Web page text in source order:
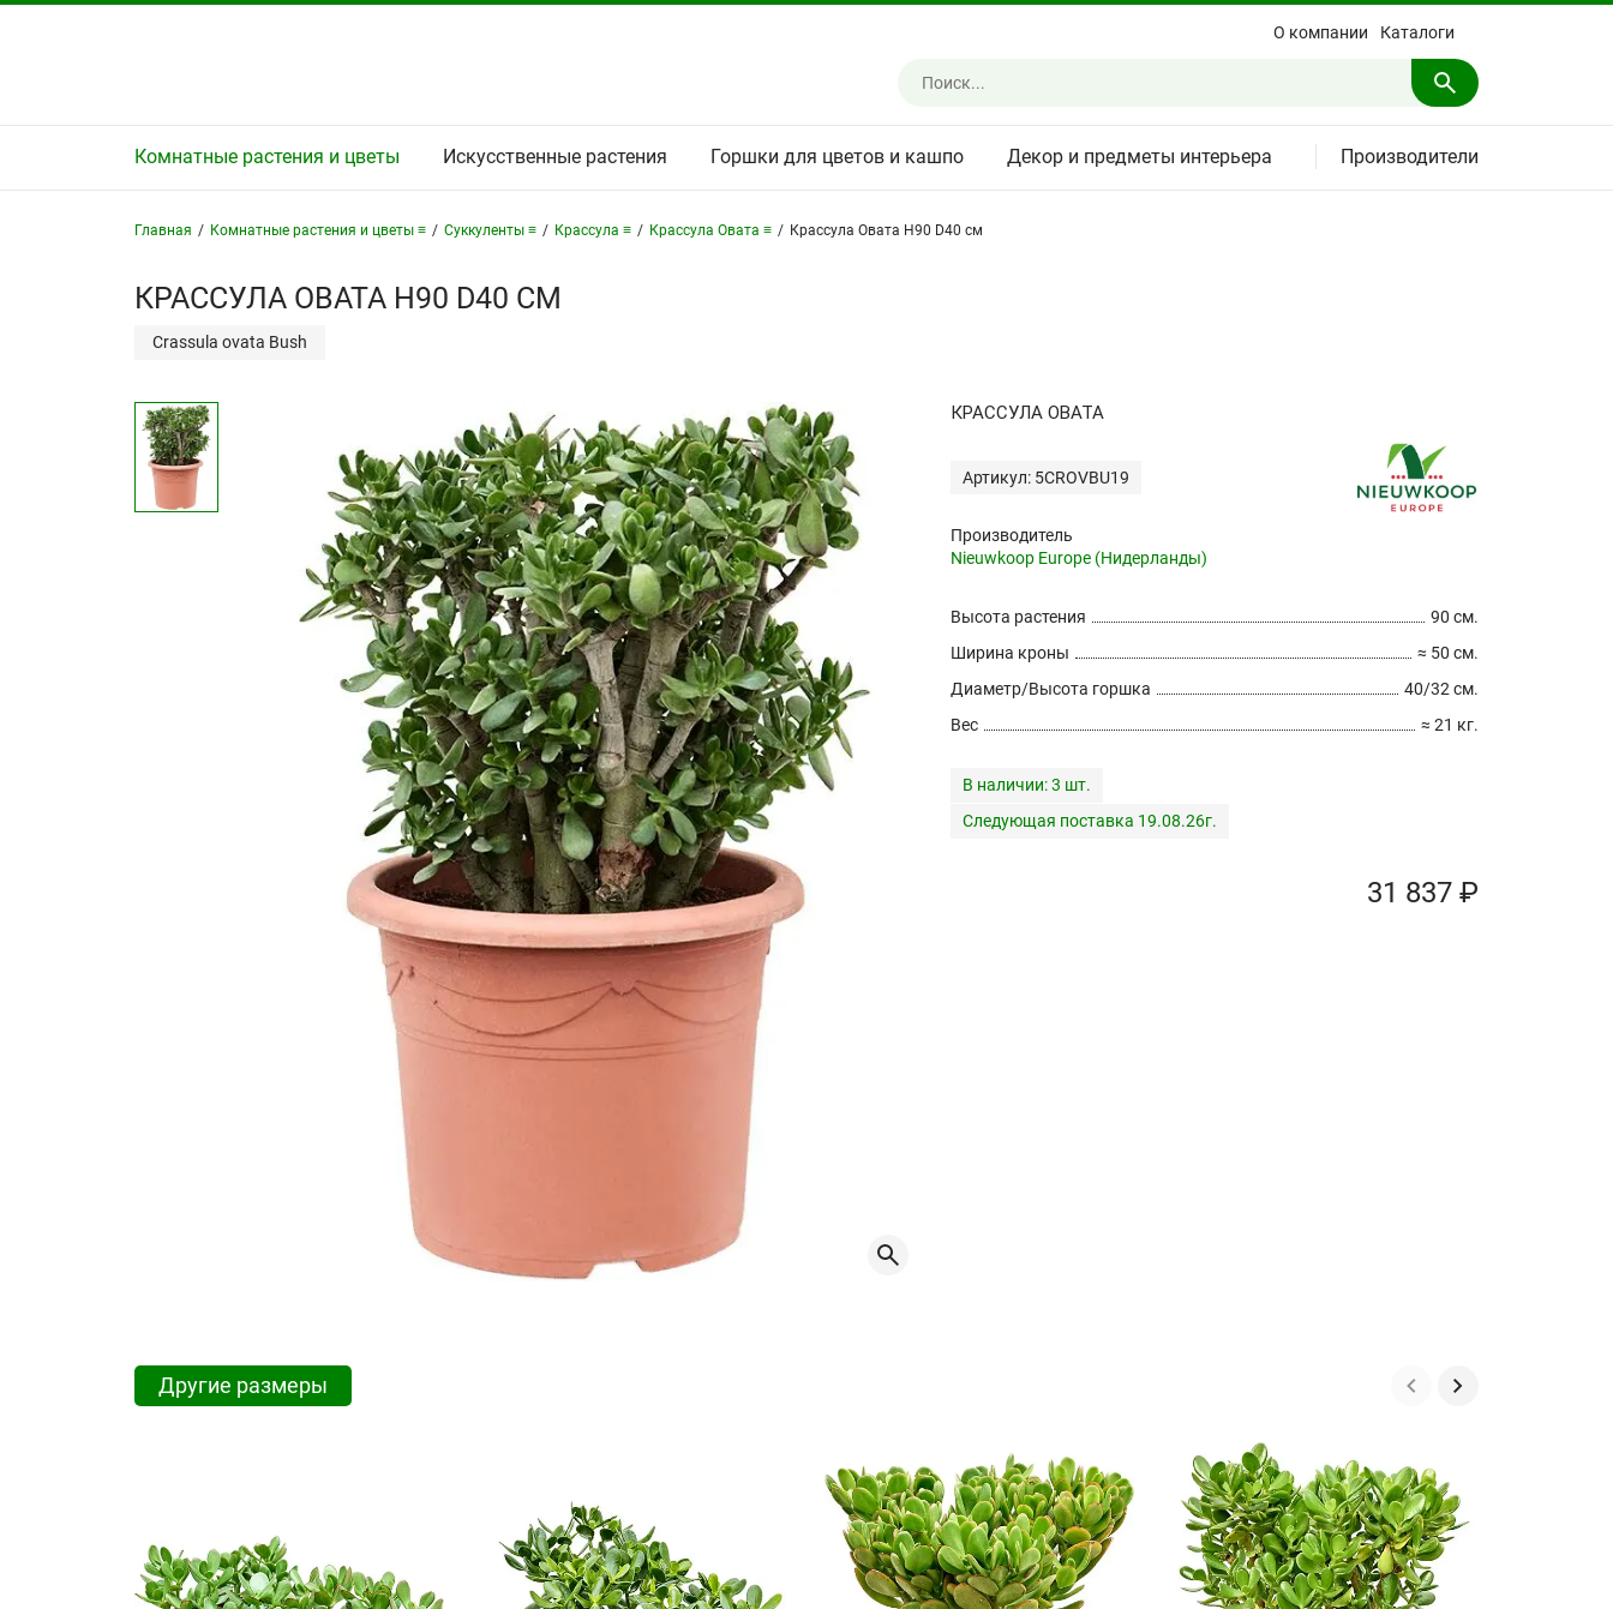
О компании Каталоги
Комнатные растения и цветы Искусственные растения Горшки для цветов и кашпо Декор и предметы интерьера Производители
Главная / Комнатные растения и цветы ≡ / Суккуленты ≡ / Крассула ≡ / Крассула Овата ≡ / Крассула Овата H90 D40 см
КРАССУЛА ОВАТА H90 D40 СМ
Crassula ovata Bush
КРАССУЛА ОВАТА
Артикул: 5CROVBU19
Производитель
Nieuwkoop Europe (Нидерланды)
90 см.
Высота растения
≈ 50 см.
Ширина кроны
40/32 см.
Диаметр/Высота горшка
≈ 21 кг.
Вес
В наличии:3 шт.
Следующая поставка 19.08.26г.
31 837 ₽
Другие размеры